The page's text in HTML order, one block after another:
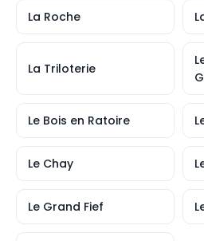
La Roche
La Triloterie
Le Bois en Ratoire
Le Chay
Le Grand Fief